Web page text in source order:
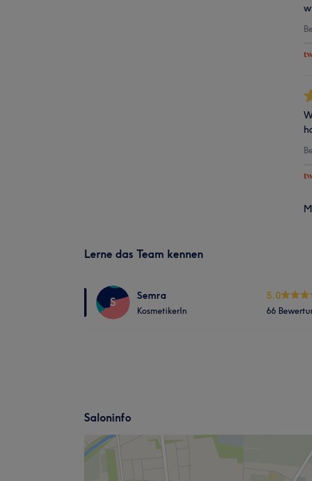
Lerne das Team kennen
S Semra
KosmetikerIn
5.0
66
Saloninfo